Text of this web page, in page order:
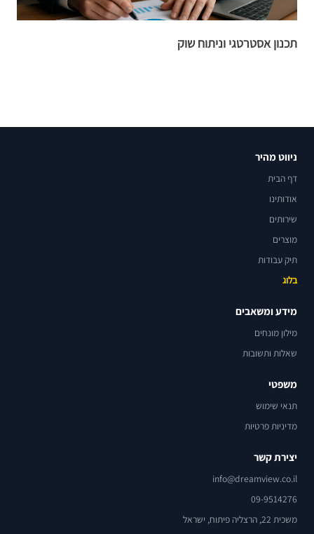
תכנון אסטרטגי וניתוח שוק
ניווט מהיר
דף הבית
אודותינו
שירותים
מוצרים
תיק עבודות
בלוג
מידע ומשאבים
מילון מונחים
שאלות ותשובות
משפטי
תנאי שימוש
מדיניות פרטיות
יצירת קשר
info@dreamview.co.il
09-9514276
משכית 22, הרצליה פיתוח, ישראל